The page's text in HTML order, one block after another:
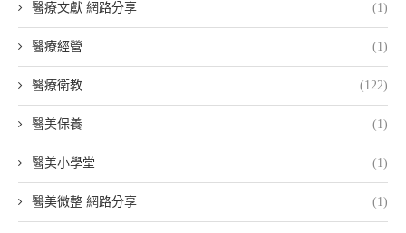
醫療文獻 網路分享 (1)
醫療經營 (1)
醫療衛教 (122)
醫美保養 (1)
醫美小學堂 (1)
醫美微整 網路分享 (1)